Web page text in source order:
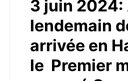
3 juin 2024:
lendemain
arrivée en
le Premier